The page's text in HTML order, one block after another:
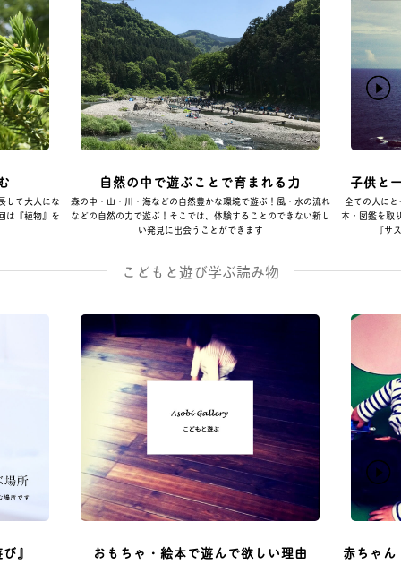
して大人にな
は『植物』を
自然の中で遊ぶことで育まれる力
森の中・山・川・海などの自然豊かな環境で遊ぶ！風・水の流れ
などの自然の力で遊ぶ！そこでは、体験することのできない新し
い発見に出会うことができます
子供と
全ての人に
本・図鑑を取
『サ
こどもと遊び学ぶ読み物
』 おもちゃ・絵本で遊んで欲しい理由 赤ちゃ